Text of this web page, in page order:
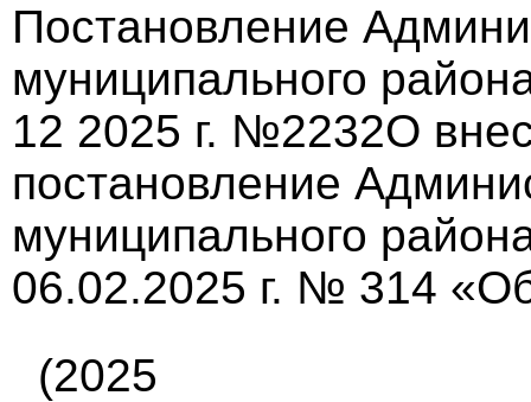
Постановление
муниципального
12 2025 г. №2232О
постановление
муниципального
06.02.2025 г. № 314
(2025